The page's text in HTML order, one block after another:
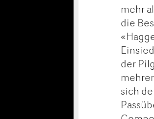
mehr
die
der
sich